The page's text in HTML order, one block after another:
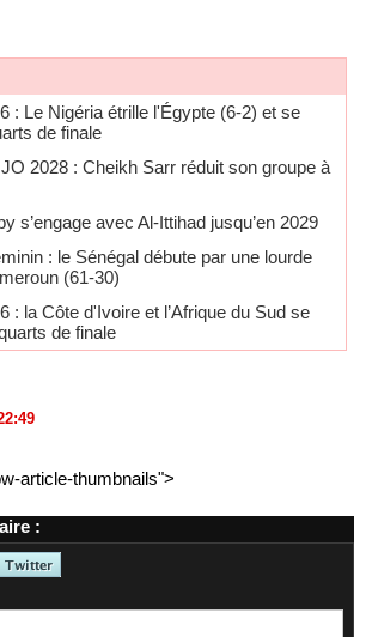
: Le Nigéria étrille l'Égypte (6-2) et se
de finale
2028 : Cheikh Sarr réduit son groupe à
s’engage avec Al-Ittihad jusqu’en 2029
: le Sénégal débute par une lourde
(61-30)
: la Côte d'Ivoire et l’Afrique du Sud se
de finale
article-thumbnails">
: